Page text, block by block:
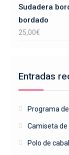
Sudadera
bordado
25,00€
Entradas
Programa
Camiseta de
Polo de